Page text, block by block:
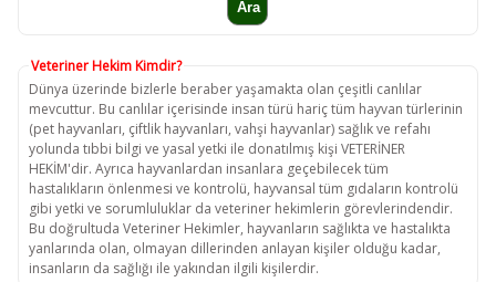
Veteriner Hekim Kimdir?
Dünya üzerinde bizlerle beraber yaşamakta olan çeşitli canlılar
mevcuttur. Bu canlılar içerisinde insan türü hariç tüm hayvan türlerinin
(pet hayvanları, çiftlik hayvanları, vahşi hayvanlar) sağlık ve refahı
yolunda tıbbi bilgi ve yasal yetki ile donatılmış kişi VETERİNER
HEKİM'dir. Ayrıca hayvanlardan insanlara geçebilecek tüm
hastalıkların önlenmesi ve kontrolü, hayvansal tüm gıdaların kontrolü
gibi yetki ve sorumluluklar da veteriner hekimlerin görevlerindendir.
Bu doğrultuda Veteriner Hekimler, hayvanların sağlıkta ve hastalıkta
yanlarında olan, olmayan dillerinden anlayan kişiler olduğu kadar,
insanların da sağlığı ile yakından ilgili kişilerdir.